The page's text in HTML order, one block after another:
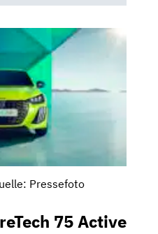
Pressefoto
75 Active